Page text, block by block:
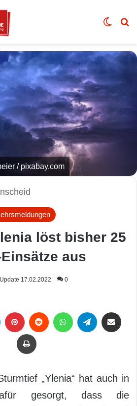
Skin
/ pixabay.com
löst bisher 25
aus
17.02.2022 0
Drucken
„Ylenia“ hat auch in
gesorgt, dass die